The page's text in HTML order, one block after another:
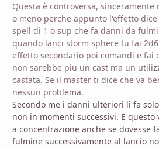
Questa è controversa,
o meno perche appunto l'effetto
spell di 1 o sup che fa danni da
quando lanci storm sphere tu fai
effetto secondario poi comandi e fai
non sarebbe piu un cast ma un
castata. Se il master ti dice che va
nessun problema.
Secondo me i danni ulteriori li fa
non in momenti successivi. E
a concentrazione anche se dovesse
fulmine successivamente al lancio